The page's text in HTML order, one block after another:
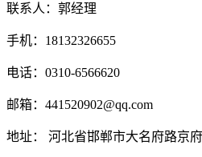
联系人：郭经理
手机：18132326655
电话：0310-6566620
邮箱：441520902@qq.com
地址： 河北省邯郸市大名府路京